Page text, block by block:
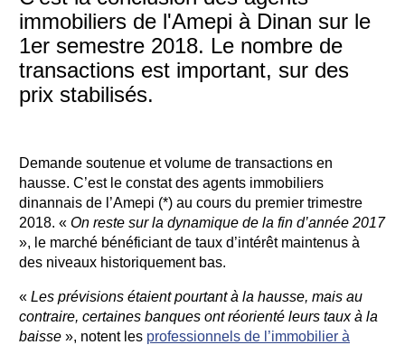
immobiliers de l'Amepi à Dinan sur le
1er semestre 2018. Le nombre de
transactions est important, sur des
prix stabilisés.
Demande soutenue et volume de transactions en
hausse. C’est le constat des agents immobiliers
dinannais de l’Amepi (*) au cours du premier trimestre
2018. « On reste sur la dynamique de la fin d’année 2017
», le marché bénéficiant de taux d’intérêt maintenus à
des niveaux historiquement bas.
« Les prévisions étaient pourtant à la hausse, mais au
contraire, certaines banques ont réorienté leurs taux à la
baisse », notent les professionnels de l’immobilier à